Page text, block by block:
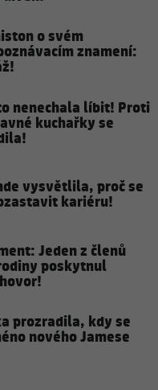
o svém
znamení:
nenechala líbit! Proti
kuchařky se
vysvětlila, proč se
kariéru!
Jeden z členů
poskytnul
prozradila, kdy se
nového Jamese